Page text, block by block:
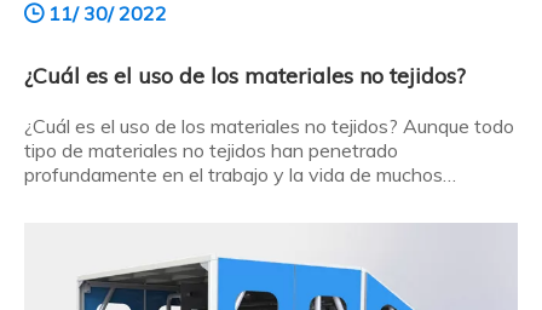
11/ 30/ 2022
¿Cuál es el uso de los materiales no tejidos?
¿Cuál es el uso de los materiales no tejidos? Aunque todo
tipo de materiales no tejidos han penetrado
profundamente en el trabajo y la vida de muchos
vasta existencia.Entonces, ¿cuál es el uso de los
uso de los materiales no tejidos? ¿Por qué comprar
tapetes no tejidos?